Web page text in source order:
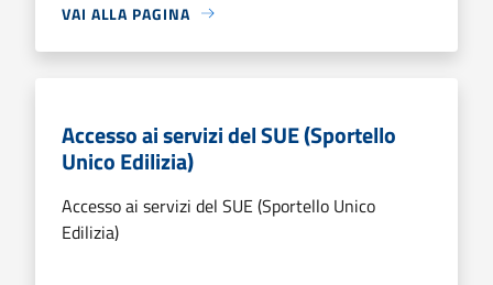
VAI ALLA PAGINA
Accesso ai servizi del SUE (Sportello
Unico Edilizia)
Accesso ai servizi del SUE (Sportello Unico
Edilizia)